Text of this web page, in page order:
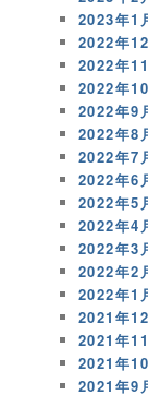
2023年1
2022年
2022年
2022年
2022年9
2022年8
2022年7
2022年6
2022年5
2022年4
2022年3
2022年2
2022年1
2021年
2021年
2021年
2021年9